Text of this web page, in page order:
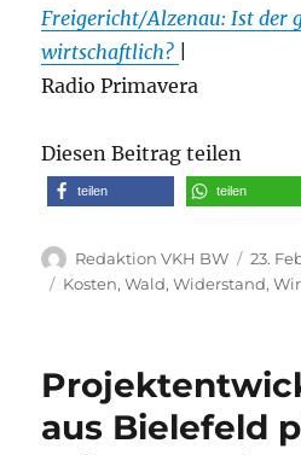
Freigericht/Alzenau: Ist der
wirtschaftlich?
Radio Primavera
Diesen Beitrag teilen
teilen teilen
Autor
Redaktion VKH BW
am
23.
Schlagwörter
Kosten,Wald,Widerstand,
aus Bielefeld